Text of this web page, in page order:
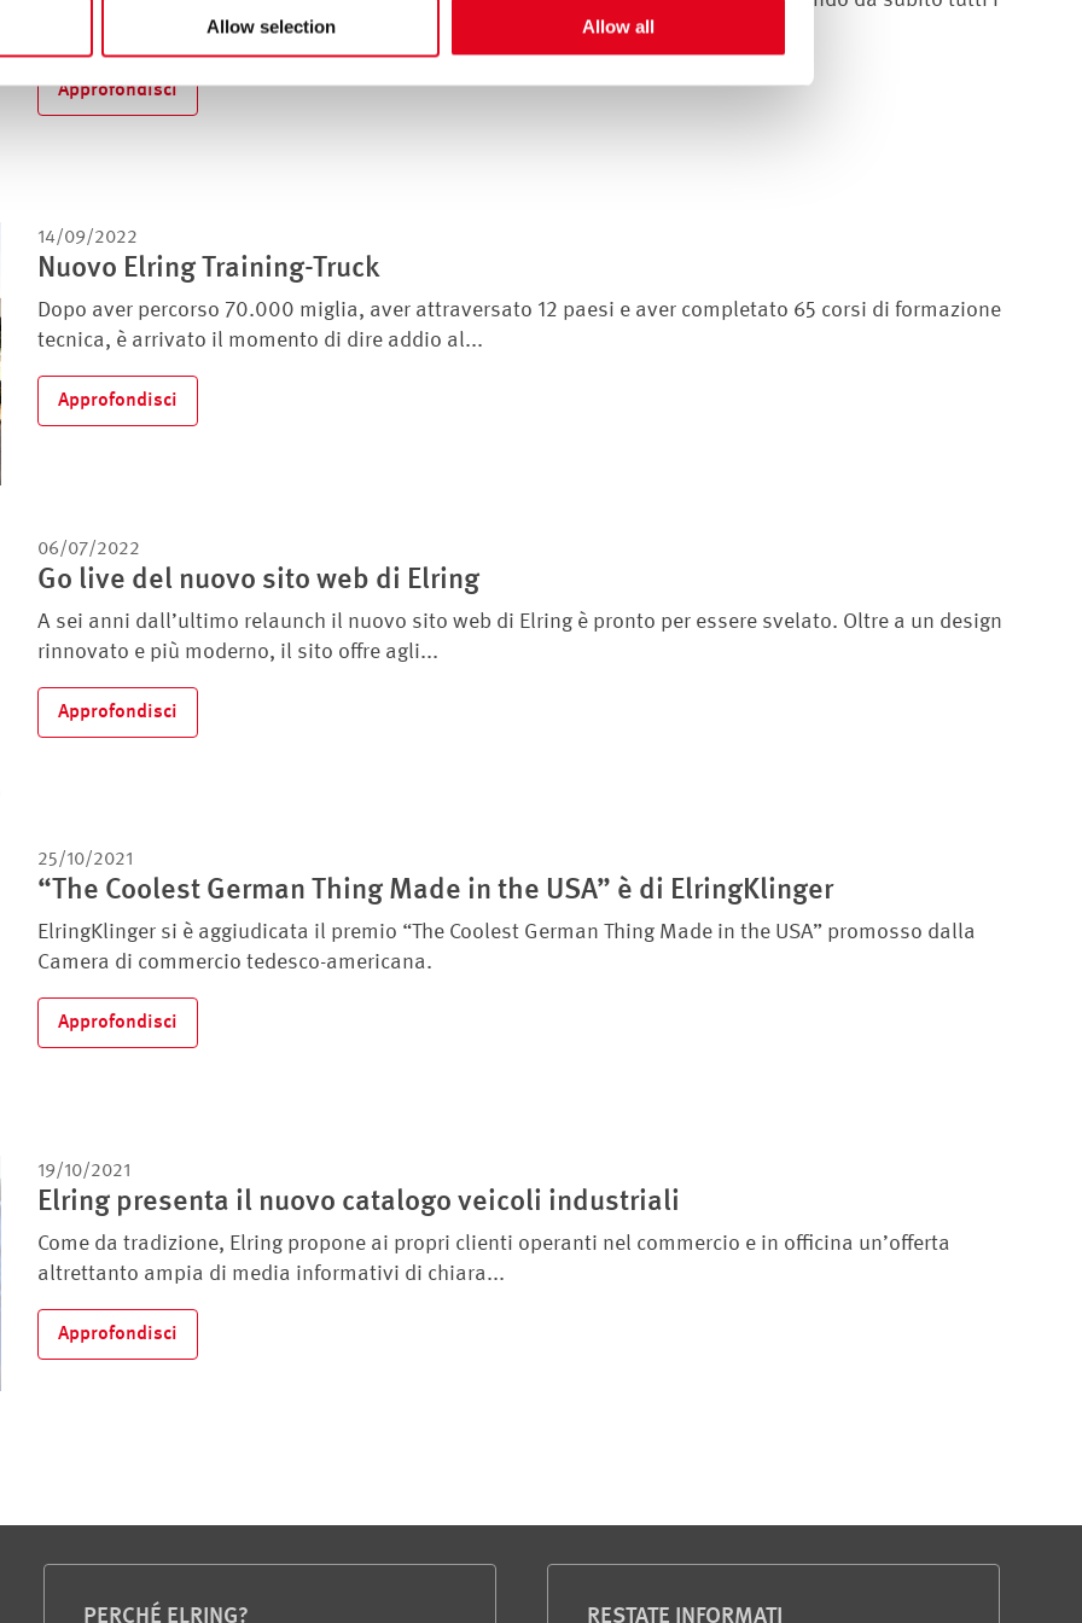
Allow selection Allow all
suoi prodotti di un’etichetta innovativa, la...
Approfondisci
14/09/2022
Nuovo Elring Training-Truck
Dopo aver percorso 70.000 miglia, aver attraversato 12 paesi e aver completato 65 corsi di formazione
tecnica, è arrivato il momento di dire addio al...
Approfondisci
06/07/2022
Go live del nuovo sito web di Elring
A sei anni dall’ultimo relaunch il nuovo sito web di Elring è pronto per essere svelato. Oltre a un design
rinnovato e più moderno, il sito offre agli...
Approfondisci
25/10/2021
“The Coolest German Thing Made in the USA” è di ElringKlinger
ElringKlinger si è aggiudicata il premio “The Coolest German Thing Made in the USA” promosso dalla
Camera di commercio tedesco-americana.
Approfondisci
19/10/2021
Elring presenta il nuovo catalogo veicoli industriali
Come da tradizione, Elring propone ai propri clienti operanti nel commercio e in officina un’offerta
altrettanto ampia di media informativi di chiara...
Approfondisci
PERCHÉ ELRING? RESTATE INFORMATI